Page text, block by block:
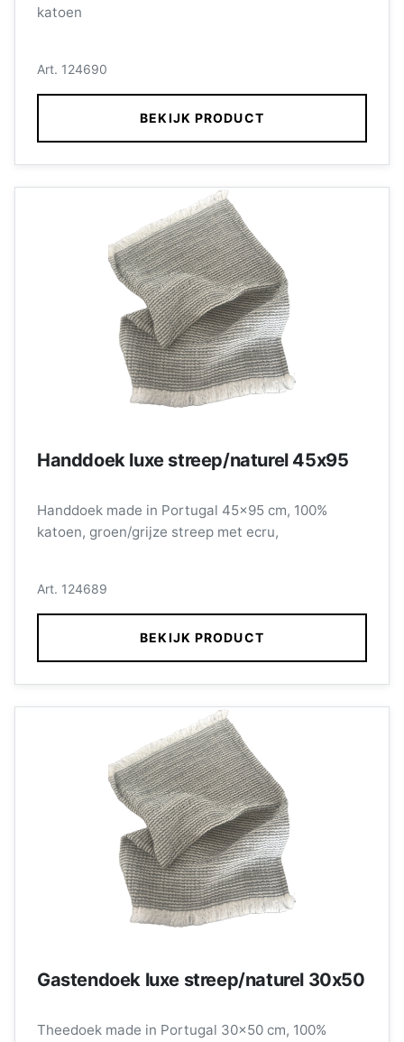
katoen
Art. 124690
BEKIJK PRODUCT
Handdoek luxe streep/naturel 45x95
Handdoek made in Portugal 45x95 cm, 100%
katoen, groen/grijze streep met ecru,
Art. 124689
BEKIJK PRODUCT
Gastendoek luxe streep/naturel 30x50
Theedoek made in Portugal 30x50 cm, 100%